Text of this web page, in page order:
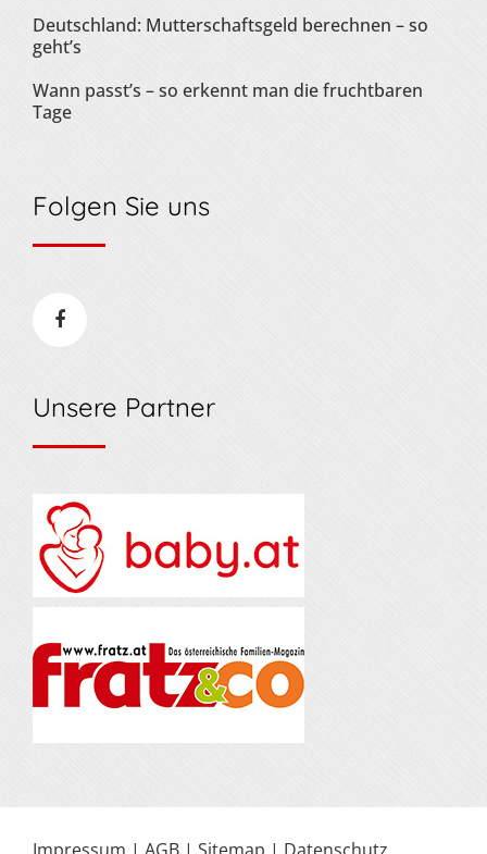
Deutschland: Mutterschaftsgeld berechnen – so
geht’s
Wann passt’s – so erkennt man die fruchtbaren
Tage
Folgen Sie uns
Unsere Partner